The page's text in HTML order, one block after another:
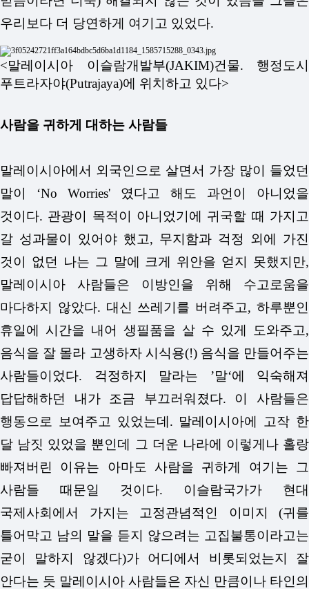
우리보다 더 당연하게 여기고 있었다.
<말레이시아 이슬람개발부(JAKIM)건물. 행정도시
푸트라자야(Putrajaya)에 위치하고 있다>
사람을 귀하게 대하는 사람들
말레이시아에서 외국인으로 살면서 가장 많이 들었던
말이 ‘No Worries' 였다고 해도 과언이 아니었을
것이다. 관광이 목적이 아니었기에 귀국할 때 가지고
갈 성과물이 있어야 했고, 무지함과 걱정 외에 가진
것이 없던 나는 그 말에 크게 위안을 얻지 못했지만,
말레이시아 사람들은 이방인을 위해 수고로움을
마다하지 않았다. 대신 쓰레기를 버려주고, 하루뿐인
휴일에 시간을 내어 생필품을 살 수 있게 도와주고,
음식을 잘 몰라 고생하자 시식용(!) 음식을 만들어주는
사람들이었다. 걱정하지 말라는 ’말‘에 익숙해져
답답해하던 내가 조금 부끄러워졌다. 이 사람들은
행동으로 보여주고 있었는데. 말레이시아에 고작 한
달 남짓 있었을 뿐인데 그 더운 나라에 이렇게나 홀랑
빠져버린 이유는 아마도 사람을 귀하게 여기는 그
사람들 때문일 것이다. 이슬람국가가 현대
국제사회에서 가지는 고정관념적인 이미지 (귀를
틀어막고 남의 말을 듣지 않으려는 고집불통이라고는
굳이 말하지 않겠다)가 어디에서 비롯되었는지 잘
안다는 듯 말레이시아 사람들은 자신 만큼이나 타인의